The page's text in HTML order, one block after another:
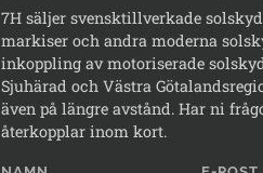
7H säljer svensktillverkade
markiser och andra moderna
inkoppling av motoriserade
Sjuhärad och Västra
även på längre avstånd. Har ni
återkopplar inom kort.